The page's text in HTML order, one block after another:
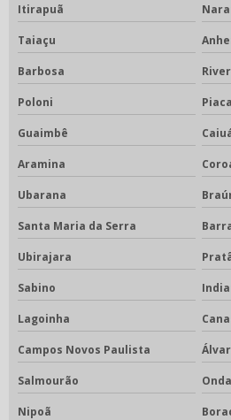
Itirapuã
Taiaçu
Barbosa
Poloni
Guaimbê
Aramina
Ubarana
Santa Maria da Serra
Ubirajara
Sabino
Lagoinha
Campos Novos Paulista
Salmourão
Nipoã